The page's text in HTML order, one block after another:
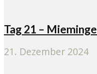
Tag 21 –
21. Dezember 2024